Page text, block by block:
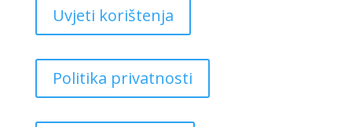
Uvjeti korištenja
Politika privatnosti